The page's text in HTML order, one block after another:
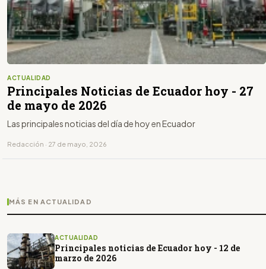
ACTUALIDAD
Principales Noticias de Ecuador hoy - 27
de mayo de 2026
Las principales noticias del día de hoy en Ecuador
Redacción · 27 de mayo, 2026
MÁS EN ACTUALIDAD
ACTUALIDAD
Principales noticias de Ecuador hoy - 12 de
marzo de 2026